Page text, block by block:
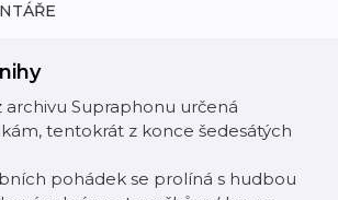
archivu Supraphonu určená
tentokrát z konce šedesátých
pohádek se prolíná s hudbou